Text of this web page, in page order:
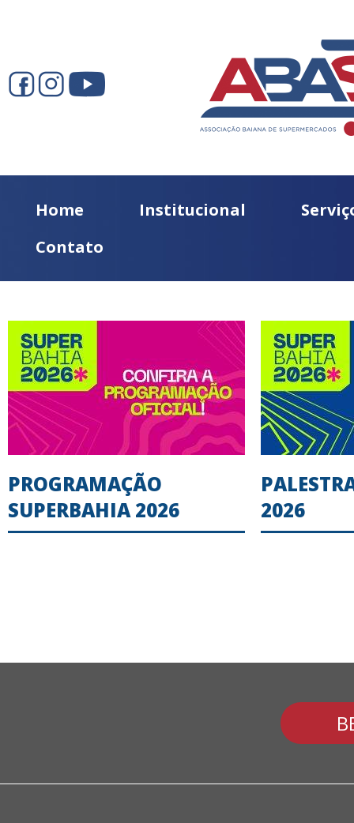
Home Institucional
Contato
PROGRAMAÇÃO
SUPERBAHIA 2026
2026